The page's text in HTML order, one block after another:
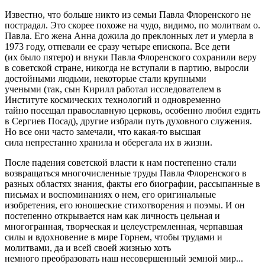
Известно, что больше никто из семьи Павла Флоренского не
пострадал. Это скорее похоже на чудо, видимо, по молитвам о.
Павла. Его жена Анна дожила до преклонных лет и умерла в
1973 году, отпевали ее сразу четыре епископа. Все дети
(их было пятеро) и внуки Павла Флоренского сохранили веру
в советской стране, никогда не вступали в партию, выросли
достойными людьми, некоторые стали крупными
учеными (так, сын Кирилл работал исследователем в
Институте космических технологий и одновременно
тайно посещал православную церковь, особенно любил ездить
в Сергиев Посад), другие избрали путь духовного служения.
Но все они часто замечали, что какая-то высшая
сила непрестанно хранила и оберегала их в жизни.
После падения советской власти к нам постепенно стали
возвращаться многочисленные труды Павла Флоренского в
разных областях знания, факты его биографии, рассыпанные в
письмах и воспоминаниях о нем, его оригинальные
изобретения, его юношеские стихотворения и поэмы. И он
постепенно открывается нам как личность цельная и
многогранная, творческая и целеустремленная, черпавшая
силы и вдохновение в мире Горнем, чтобы трудами и
молитвами, да и всей своей жизнью хоть
немного преобразовать наш несовершенный земной мир...